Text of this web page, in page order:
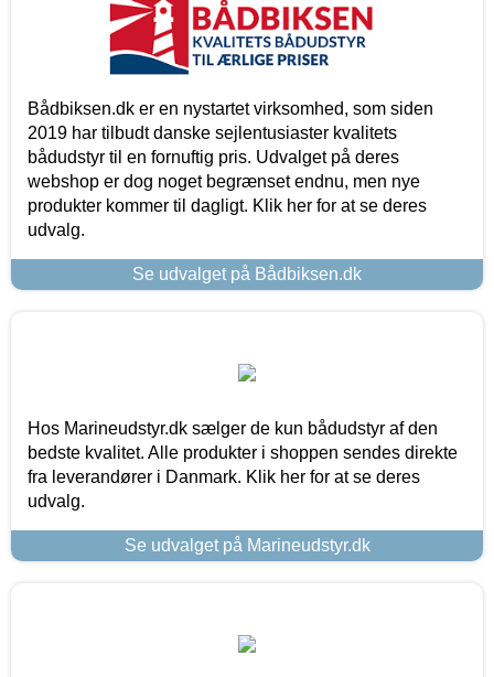
Bådbiksen.dk er en nystartet virksomhed, som siden
2019 har tilbudt danske sejlentusiaster kvalitets
bådudstyr til en fornuftig pris. Udvalget på deres
webshop er dog noget begrænset endnu, men nye
produkter kommer til dagligt. Klik her for at se deres
udvalg.
Se udvalget på Bådbiksen.dk
Hos Marineudstyr.dk sælger de kun bådudstyr af den
bedste kvalitet. Alle produkter i shoppen sendes direkte
fra leverandører i Danmark. Klik her for at se deres
udvalg.
Se udvalget på Marineudstyr.dk